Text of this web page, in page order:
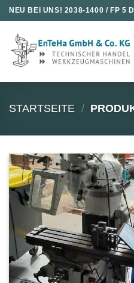
Zum
Inhalt
springen
NEU BEI UNS! 2038-1400 / FP 5
STARTSEITE /